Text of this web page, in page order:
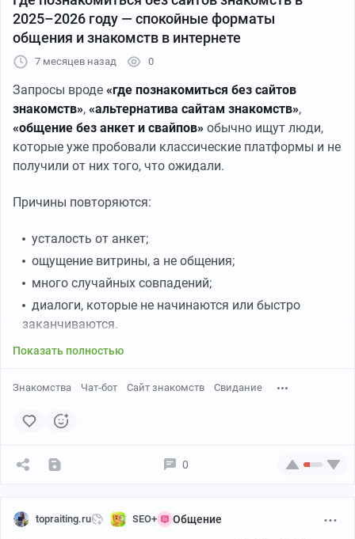
2025–2026 году — спокойные форматы
общения и знакомств в интернете
7 месяцев назад 0
Запросы вроде «где познакомиться без сайтов
знакомств», «альтернатива сайтам знакомств»,
«общение без анкет и свайпов» обычно ищут люди,
которые уже пробовали классические платформы и не
получили от них того, что ожидали.
Причины повторяются:
усталость от анкет;
ощущение витрины, а не общения;
много случайных совпадений;
диалоги, которые не начинаются или быстро
заканчиваются.
Показать полностью
Знакомства Чат-бот Сайт знакомств Свидание
0
topraiting.ru SEO+ Общение